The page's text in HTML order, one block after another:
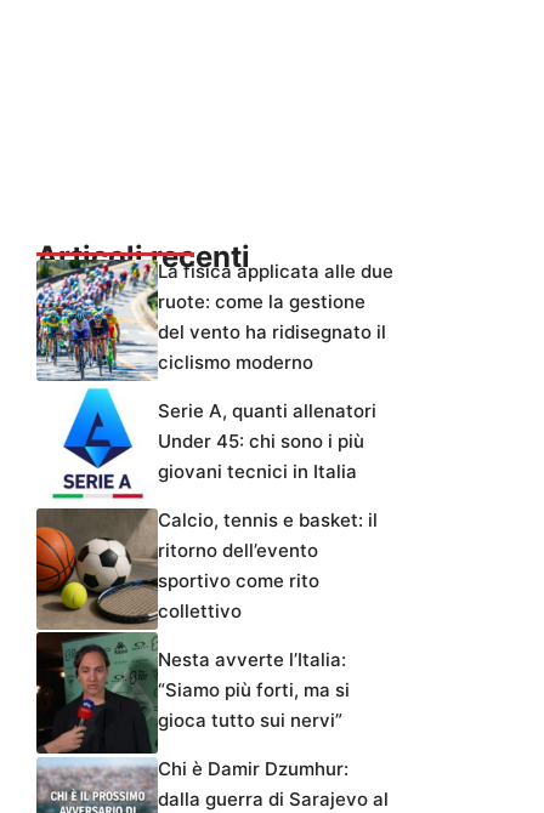
Articoli recentiLa fisica applicata alle due
ruote: come la gestione
del vento ha ridisegnato il
ciclismo moderno
Serie A, quanti allenatori
Under 45: chi sono i più
giovani tecnici in Italia
Calcio, tennis e basket: il
ritorno dell’evento
sportivo come rito
collettivo
Nesta avverte l’Italia:
“Siamo più forti, ma si
gioca tutto sui nervi”
Chi è Damir Dzumhur:
dalla guerra di Sarajevo al